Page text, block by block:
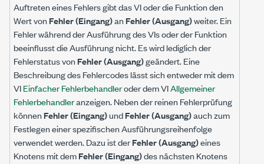
Auftreten eines Fehlers gibt das VI oder die Funktion den
Wert vonFehler (Eingang)anFehler (Ausgang)weiter. Ein
Fehler während der Ausführung des VIs oder der Funktion
beeinflusst die Ausführung nicht. Es wird lediglich der
Fehlerstatus vonFehler (Ausgang)geändert. Eine
Beschreibung des Fehlercodes lässt sich entweder mit dem
VIEinfacher Fehlerbehandleroder dem VIAllgemeiner
Fehlerbehandleranzeigen. Neben der reinen Fehlerprüfung
könnenFehler (Eingang)undFehler (Ausgang)auch zum
Festlegen einer spezifischen Ausführungsreihenfolge
verwendet werden. Dazu ist derFehler (Ausgang)eines
Knotens mit demFehler (Eingang)des nächsten Knotens